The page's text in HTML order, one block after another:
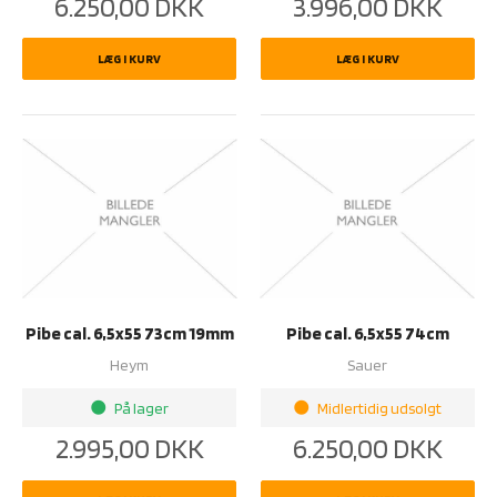
LÆG I KURV LÆG I KURV
Pibe cal. 6,5x55 73cm 19mm
Heym
brightness_1 På lager
2.995,00 DKK
Pibe cal. 6,5x55 74cm
Sauer
brightness_1 Midlertidig udsolgt
6.250,00 DKK